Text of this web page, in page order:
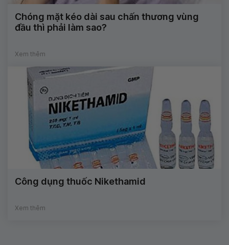
Chóng mặt kéo dài sau chấn thương vùng
đầu thì phải làm sao?
Xem thêm
Công dụng thuốc Nikethamid
Xem thêm